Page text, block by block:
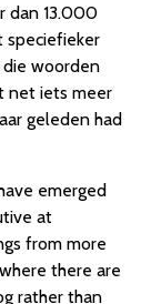
dan 13.000
speciefieker
die woorden
net iets meer
geleden had
emerged
at
from more
there are
rather than